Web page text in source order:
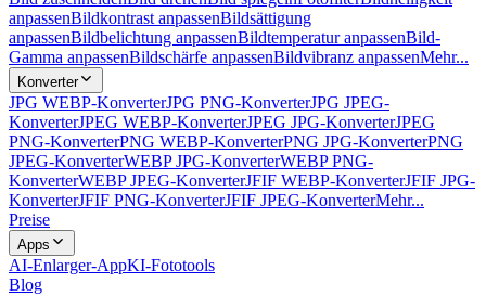
anpassenBildkontrast anpassenBildsättigung
anpassenBildbelichtung anpassenBildtemperatur anpassenBild-
Gamma anpassenBildschärfe anpassenBildvibranz anpassenMehr...
Konverter
JPG WEBP-KonverterJPG PNG-KonverterJPG JPEG-
KonverterJPEG WEBP-KonverterJPEG JPG-KonverterJPEG
PNG-KonverterPNG WEBP-KonverterPNG JPG-KonverterPNG
JPEG-KonverterWEBP JPG-KonverterWEBP PNG-
KonverterWEBP JPEG-KonverterJFIF WEBP-KonverterJFIF JPG-
KonverterJFIF PNG-KonverterJFIF JPEG-KonverterMehr...
Preise
Apps
AI-Enlarger-AppKI-Fototools
Blog